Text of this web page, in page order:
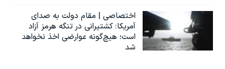
اختصاصی | مقام دولت به صدای
آمریکا: کشتیرانی در تنگه هرمز آزاد
است؛ هیچ‌گونه عوارضی اخذ نخواهد
شد